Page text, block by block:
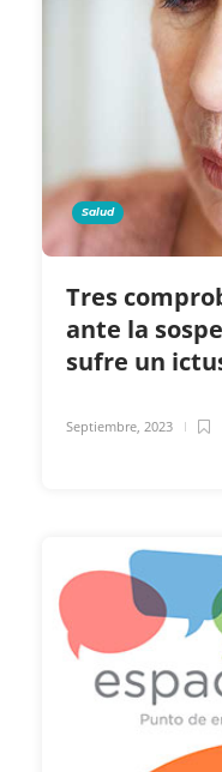
Salud
Tres
ante la
sufre un
Septiembre, 2023